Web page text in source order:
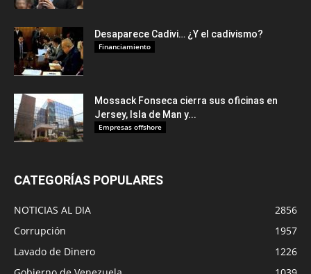
Desaparece Cadivi… ¿Y el cadivismo?
Financiamiento
Mossack Fonseca cierra sus oficinas en
Jersey, Isla de Man y...
Empresas offshore
CATEGORÍAS POPULARES
NOTICIAS AL DIA
2856
Corrupción
1957
Lavado de Dinero
1226